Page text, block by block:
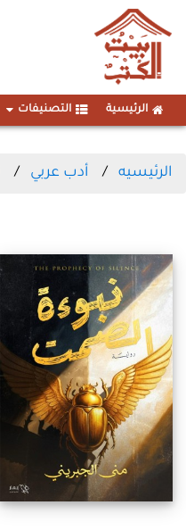
الرئيسية التصنيفات
الرئيسيه أدب عربي